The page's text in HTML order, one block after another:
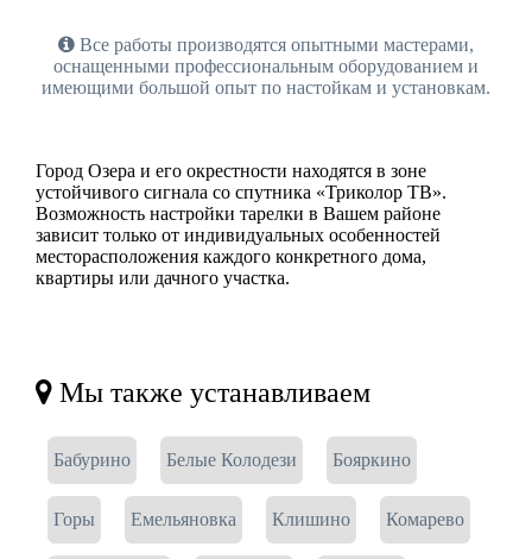
Все работы производятся опытными мастерами,
оснащенными профессиональным оборудованием и
имеющими большой опыт по настойкам и установкам.
Город Озера и его окрестности находятся в зоне
устойчивого сигнала со спутника «Триколор ТВ».
Возможность настройки тарелки в Вашем районе
зависит только от индивидуальных особенностей
месторасположения каждого конкретного дома,
квартиры или дачного участка.
Мы также устанавливаем
Бабурино Белые Колодези Бояркино
Горы Емельяновка Клишино Комарево